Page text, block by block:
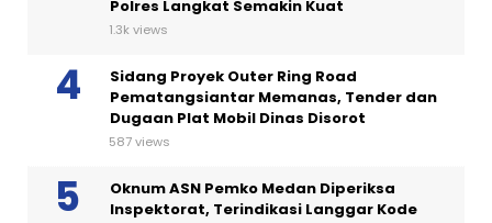
Polres Langkat Semakin Kuat
1.3k views
Sidang Proyek Outer Ring Road
Pematangsiantar Memanas, Tender dan
Dugaan Plat Mobil Dinas Disorot
587 views
Oknum ASN Pemko Medan Diperiksa
Inspektorat, Terindikasi Langgar Kode